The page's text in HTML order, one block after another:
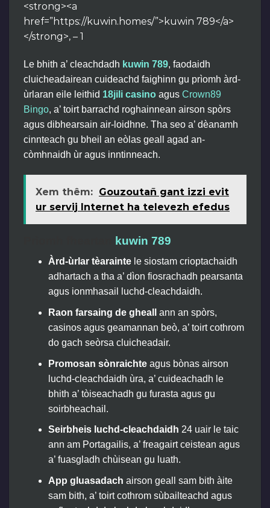
<strong><a
href=”https://kuwin.homes/”>kuwin 789</a>
</strong>, – 1
Le bhith a’ cleachdadh kuwin 789, faodaidh
cluicheadairean cuideachd faighinn gu prìomh àrd-
ùrlaran eile leithid 18jili casino agus Crown89
Bingo, a’ toirt barrachd roghainnean airson spòrs
agus dibhearsain air-loidhne. Tha seo a’ dèanamh
cinnteach gu bheil an eòlas geall agad an-
còmhnaidh ùr agus inntinneach.
Xem thêm: Gouzoutañ gant izzi evit
ur servij Internet ha televezh efedus
kuwin 789
Àrd-ùrlar tèaraintele siostam crioptachaidh
adhartach a tha a’ dìon fiosrachadh pearsanta
agus ionmhasail luchd-cleachdaidh.
Raon farsaing de gheall
ann an spòrs,
casinos agus geamannan beò, a’ toirt cothrom
do gach seòrsa cluicheadair.
Promosan sònraichteagus bònas airson
luchd-cleachdaidh ùra, a’ cuideachadh le
bhith a’ tòiseachadh gu furasta agus gu
soirbheachail.
Seirbheis luchd-cleachdaidh 24 uair le taic
ann am Portagailis, a’ freagairt ceistean agus
a’ fuasgladh chùisean gu luath.
App gluasadach airson geall sam bith àite
sam bith, a’ toirt cothrom sùbailteachd agus